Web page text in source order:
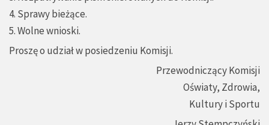
4. Sprawy bieżące.
5. Wolne wnioski.
Proszę o udział w posiedzeniu Komisji.
Przewodniczący Komisji
Oświaty, Zdrowia,
Kultury i Sportu